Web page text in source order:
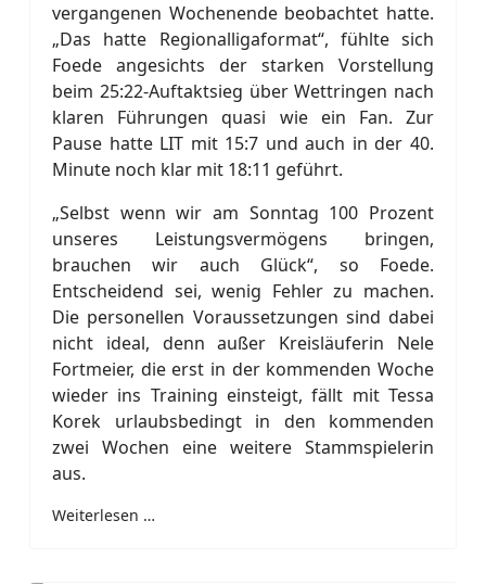
vergangenen Wochenende beobachtet hatte.
„Das hatte Regionalligaformat“, fühlte sich
Foede angesichts der starken Vorstellung
beim 25:22-Auftaktsieg über Wettringen nach
klaren Führungen quasi wie ein Fan. Zur
Pause hatte LIT mit 15:7 und auch in der 40.
Minute noch klar mit 18:11 geführt.
„Selbst wenn wir am Sonntag 100 Prozent
unseres Leistungsvermögens bringen,
brauchen wir auch Glück“, so Foede.
Entscheidend sei, wenig Fehler zu machen.
Die personellen Voraussetzungen sind dabei
nicht ideal, denn außer Kreisläuferin Nele
Fortmeier, die erst in der kommenden Woche
wieder ins Training einsteigt, fällt mit Tessa
Korek urlaubsbedingt in den kommenden
zwei Wochen eine weitere Stammspielerin
aus.
Weiterlesen …